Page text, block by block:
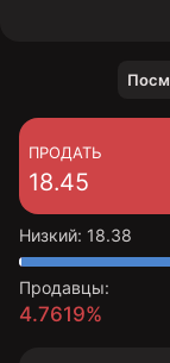
ПРОДАТЬ
18.45
Низкий: 18.38
Продавцы:
4.7619%